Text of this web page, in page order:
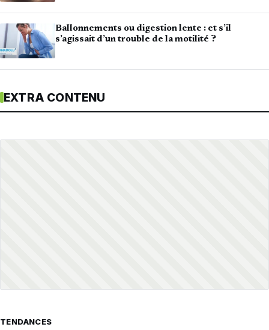
Ballonnements ou digestion lente : et s’il
s’agissait d’un trouble de la motilité ?
EXTRA CONTENU
TENDANCES